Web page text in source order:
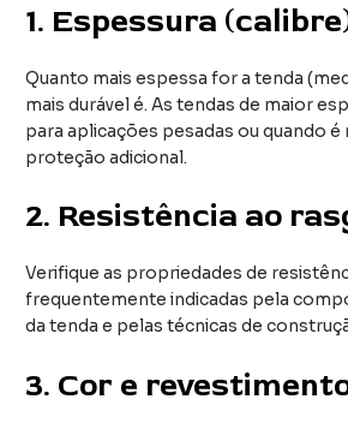
1. Espessura
Quanto mais espessa for a tenda
mais durável é. As tendas de maior
para aplicações pesadas ou quando é
proteção adicional.
2. Resistência ao
Verifique as propriedades de
frequentemente indicadas pela
da tenda e pelas técnicas de
3. Cor e